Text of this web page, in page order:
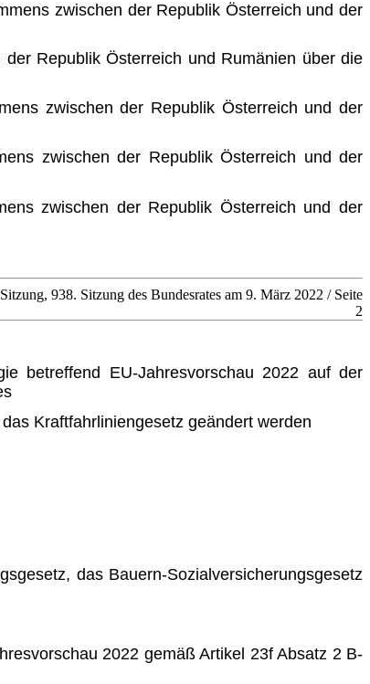
zwischen der Republik Österreich und der
Republik Österreich und Rumänien über die
zwischen der Republik Österreich und der
zwischen der Republik Österreich und der
zwischen der Republik Österreich und der
938. Sitzung des Bundesrates am 9. März 2022 / Seite
2
betreffend EU-Jahresvorschau 2022 auf der
Kraftfahrliniengesetz geändert werden
das Bauern-Sozialversicherungsgesetz
2022 gemäß Artikel 23f Absatz 2 B-